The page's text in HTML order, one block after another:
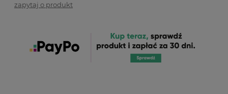
zapytaj o produkt